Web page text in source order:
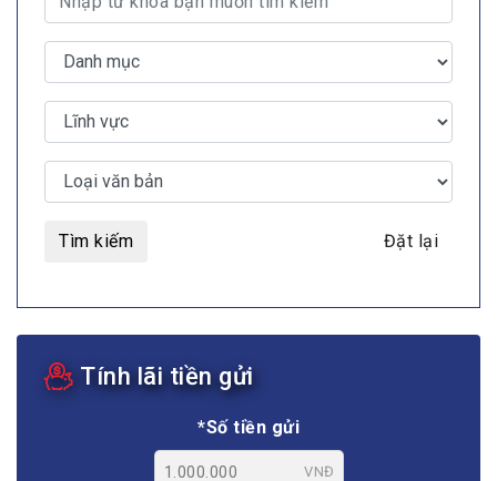
Tìm kiếm Đặt lại
Tính lãi tiền gửi
*Số tiền gửi
VNĐ